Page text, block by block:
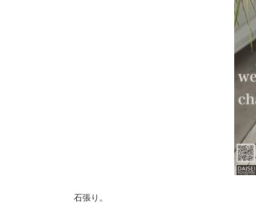
石張り。